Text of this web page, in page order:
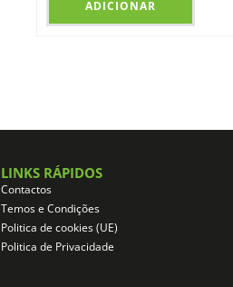
ADICIONAR
LINKS RÁPIDOS
Contactos
Temos e Condições
Politica de cookies (UE)
Politica de Privacidade